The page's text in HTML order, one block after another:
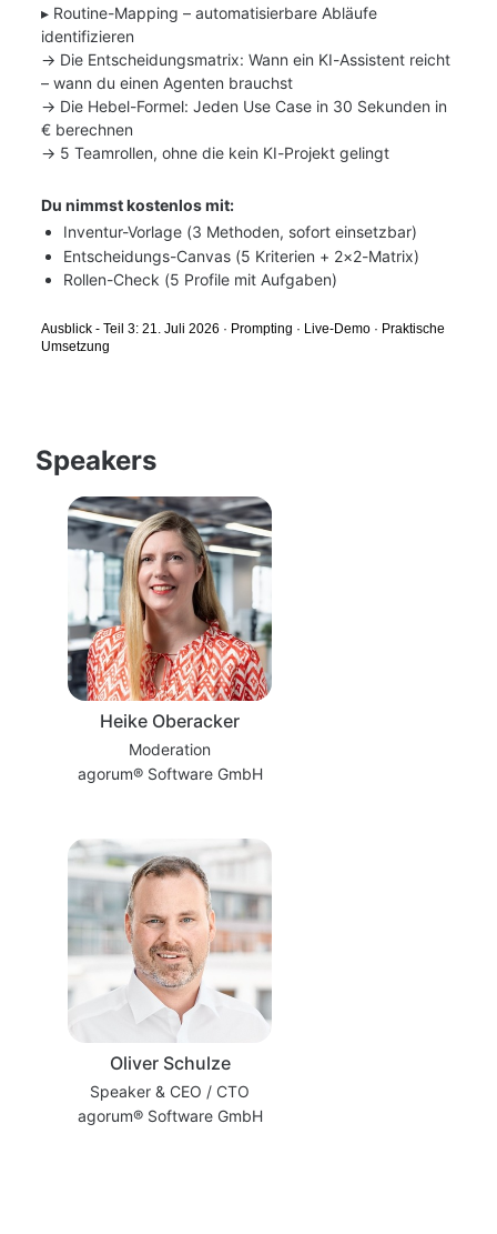
▸ Routine-Mapping – automatisierbare Abläufe
identifizieren
→ Die Entscheidungsmatrix: Wann ein KI-Assistent reicht
– wann du einen Agenten brauchst
→ Die Hebel-Formel: Jeden Use Case in 30 Sekunden in
€ berechnen
→ 5 Teamrollen, ohne die kein KI-Projekt gelingt
Du nimmst kostenlos mit:
Inventur-Vorlage (3 Methoden, sofort einsetzbar)
Entscheidungs-Canvas (5 Kriterien + 2×2-Matrix)
Rollen-Check (5 Profile mit Aufgaben)
Ausblick - Teil 3: 21. Juli 2026 · Prompting · Live-Demo · Praktische
Umsetzung
Speakers
Heike Oberacker
Moderation
agorum® Software GmbH
Oliver Schulze
Speaker & CEO / CTO
agorum® Software GmbH